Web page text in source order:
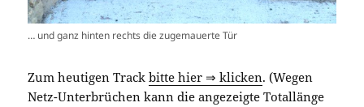
… und ganz hinten rechts die zugemauerte Tür
Zum heutigen Trackbitte hier ⇒ klicken. (Wegen
Netz-Unterbrüchen kann die angezeigte Totallänge